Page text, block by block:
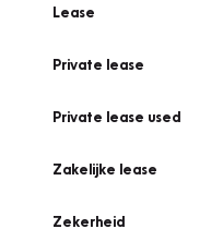
Lease
Private lease
Private lease used
Zakelijke lease
Zekerheid